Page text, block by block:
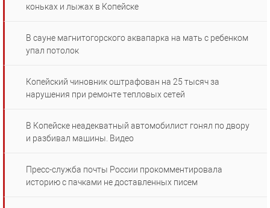
коньках и лыжах в Копейске
В сауне магнитогорского аквапарка на мать с ребенком
упал потолок
Копейский чиновник оштрафован на 25 тысяч за
нарушения при ремонте тепловых сетей
В Копейске неадекватный автомобилист гонял по двору
и разбивал машины. Видео
Пресс-служба почты России прокомментировала
историю с пачками не доставленных писем